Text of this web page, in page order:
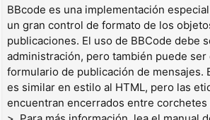
BBcode es una implementación
un gran control de formato de los
publicaciones. El uso de BBCode debe
administración, pero también puede
formulario de publicación de mensajes.
es similar en estilo al HTML, pero las
encuentran encerrados entre